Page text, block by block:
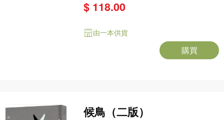
$ 118.00
由一本供貨
購買
候鳥（二版）